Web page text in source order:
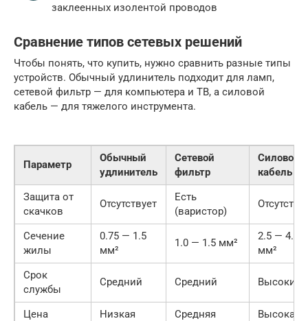
заклеенных изолентой проводов
Сравнение типов сетевых решений
Чтобы понять, что купить, нужно сравнить разные типы
устройств. Обычный удлинитель подходит для ламп,
сетевой фильтр — для компьютера и ТВ, а силовой
кабель — для тяжелого инструмента.
Параметр
Обычный
удлинитель
Сетевой
фильтр
Силовой
кабель
Защита от
скачков
Отсутствует
Есть
(варистор)
Сечение
жилы
0.75 — 1.5
мм²
1.0 — 1.5 мм²
2.5 — 4.0
мм²
Срок
службы
Средний Средний Высокий
Цена Низкая Средняя Высокая